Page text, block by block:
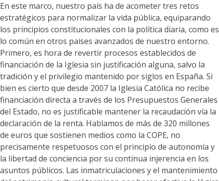
En este marco, nuestro país ha de acometer tres retos
estratégicos para normalizar la vida pública, equiparando
los principios constitucionales con la política diaria, como es
lo común en otros países avanzados de nuestro entorno.
Primero, es hora de revertir procesos establecidos de
financiación de la Iglesia sin justificación alguna, salvo la
tradición y el privilegio mantenido por siglos en España. Si
bien es cierto que desde 2007 la Iglesia Católica no recibe
financiación directa a través de los Presupuestos Generales
del Estado, no es justificable mantener la recaudación vía la
declaración de la renta. Hablamos de más de 320 millones
de euros que sostienen medios como la COPE, no
precisamente respetuosos con el principio de autonomía y
la libertad de conciencia por su continua injerencia en los
asuntos públicos. Las inmatriculaciones y el mantenimiento